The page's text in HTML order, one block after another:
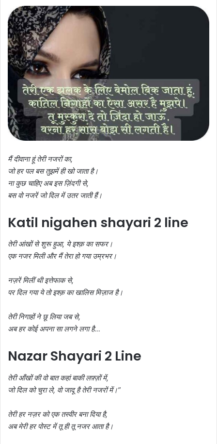
मैं दीवाना हूं तेरी नजरों का,
जो हर पल बस तुझमें ही खो जाता है।
ना कुछ चाहिए अब इस ज़िंदगी से,
बस वो नजरें जो दिल में उतर जाती हैं।
Katil nigahen shayari 2 line
तेरी आंखों से शुरू हुआ, ये इश्क़ का सफर।
एक नजर मिली और मैं तेरा हो गया उम्रभर।
नज़रें मिलीं थी इत्तेफाक से,
पर दिल गया ये तो इश्क़ का खालिस मिज़ाज है।
तेरी निगाहों ने छू लिया जब से,
अब हर कोई अपना सा लगने लगा है…
Nazar Shayari 2 Line
तेरी आँखों की वो बात कहां बाकी लफ़्ज़ों में,
जो दिल को चुरा ले, वो जादू है तेरी नजरों में।”
तेरी हर नज़र को एक तस्वीर बना दिया है,
अब मेरी हर पोस्ट में तू ही तू नजर आता है।